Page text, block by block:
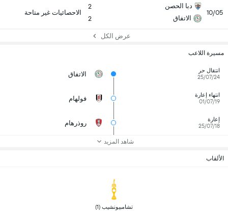
10/05
دبا الحصن
الاتفاق
2
2
الاحصائيات غير متاحة
عرض الكل
مسيرة اللاعب
انتقال حر
25/07/24
الاتفاق
انتهاء إعارة
01/07/19
فولهام
إعارة
25/07/18
روذرهام
شاهد المزيد
الألقاب
تشامبيونشيب (1)